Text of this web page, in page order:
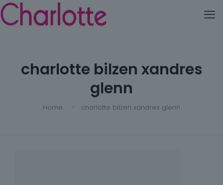
charlotte bilzen xandres
glenn
Home charlotte bilzen xandres glenn